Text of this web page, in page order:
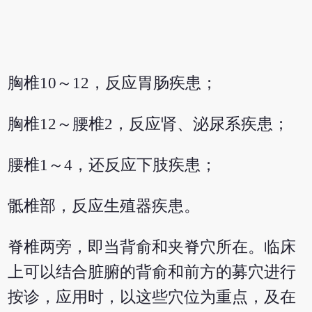
胸椎10～12，反应胃肠疾患；
胸椎12～腰椎2，反应肾、泌尿系疾患；
腰椎1～4，还反应下肢疾患；
骶椎部，反应生殖器疾患。
脊椎两旁，即当背俞和夹脊穴所在。临床
上可以结合脏腑的背俞和前方的募穴进行
按诊，应用时，以这些穴位为重点，及在